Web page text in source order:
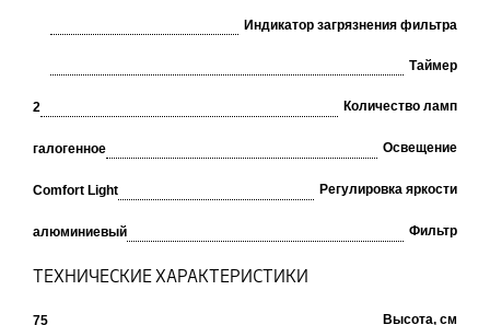
Индикатор загрязнения фильтра
Таймер
2 Количество ламп
галогенное Освещение
Comfort Light Регулировка яркости
алюминиевый Фильтр
ТЕХНИЧЕСКИЕ ХАРАКТЕРИСТИКИ
75 Высота, см